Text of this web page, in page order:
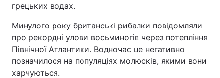
грецьких водах.
Минулого року британські рибалки повідомляли
про рекордні улови восьминогів через потепління
Північної Атлантики. Водночас це негативно
позначилося на популяціях молюсків, якими вони
харчуються.